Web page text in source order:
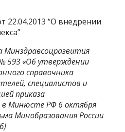
22.04.2013 “О внедрении
Минздравсоцразвития
593 «Об утверждении
справочника
специалистов и
приказа
в Минюсте РФ 6 октября
Минобразования России